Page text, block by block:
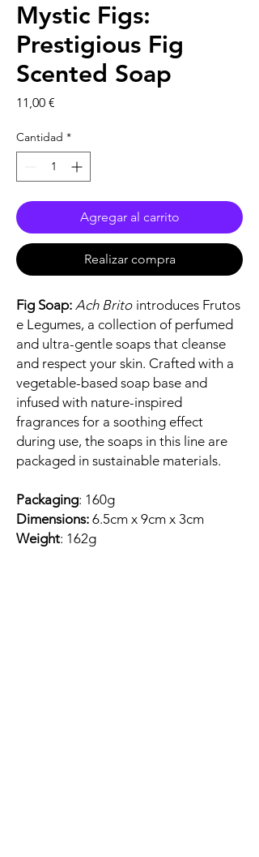
Mystic Figs:
Prestigious Fig
Scented Soap
11,00 €
Cantidad *
Agregar al carrito
Realizar compra
Fig Soap: Ach Brito introduces Frutos
e Legumes, a collection of perfumed
and ultra-gentle soaps that cleanse
and respect your skin. Crafted with a
vegetable-based soap base and
infused with nature-inspired
fragrances for a soothing effect
during use, the soaps in this line are
packaged in sustainable materials.
Packaging: 160g
Dimensions: 6.5cm x 9cm x 3cm
Weight: 162g